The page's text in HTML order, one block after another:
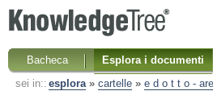
Bacheca Esplora i documenti
sei in:: esplora» cartelle» e d o t t o -